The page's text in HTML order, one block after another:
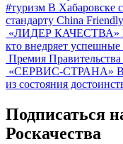
#туризм В Хабаровске
стандарту China Friendly
«ЛИДЕР КАЧЕСТВА»
кто внедряет успешные
Премия
«СЕРВИС-СТРАНА»
из состояния
Подписаться
Роскачества